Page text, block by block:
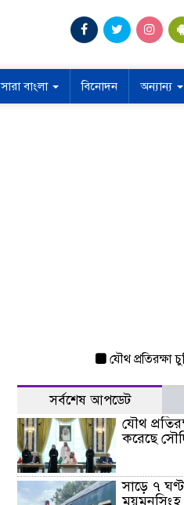
সারা বাংলা বিনোদন অন্যান্য
যৌথ প্রতিরক্ষা চুক্তি
সর্বশেষ আপডেট
যৌথ
করেছে
সাড়ে ৭
ময়মনসিংহ